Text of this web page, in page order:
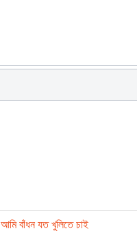
আমি বাঁধন যত খুলিতে চাই